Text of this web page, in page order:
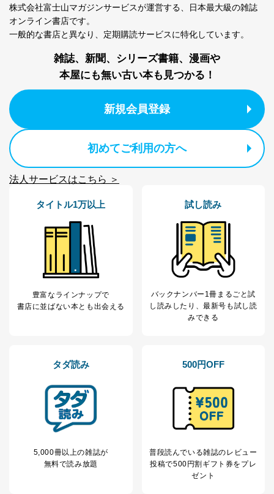
株式会社富士山マガジンサービスが運営する、
日本最大級の雑誌
オンライン書店です。
一般的な書店と異なり、 定期購読サービスに特化しています。
雑誌、新聞、シリーズ書籍、漫画や
本屋にも無い古い本も見つかる！
新規会員登録
初めてご利用の方へ
法人サービスはこちら ＞
タイトル1万以上
豊富なラインナップで
書店に並ばない本とも出会える
試し読み
バックナンバー1冊まるごと試
し読み したり、最新号も試し読
みできる
タダ読み
5,000冊以上の雑誌が
無料で読み放題
500円OFF
普段読んでいる雑誌のレビュー
投稿で500円割ギフト券をプレ
ゼント